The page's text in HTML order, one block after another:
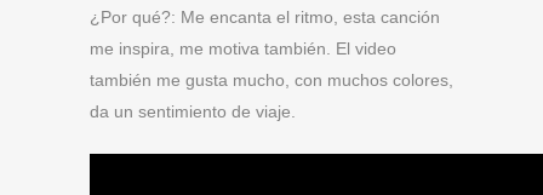
¿Por qué?: Me encanta el ritmo, esta canción
me inspira, me motiva también. El video
también me gusta mucho, con muchos colores,
da un sentimiento de viaje.